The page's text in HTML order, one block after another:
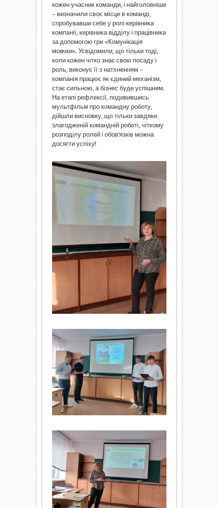
кожен учасник команди, і найголовніше
– визначили своє місце в команді,
спробувавши себе у ролі керівника
компанії, керівника відділу і працівника
за допомогою гри «Комунікація
мовчки». Усвідомили, що тільки тоді,
коли кожен чітко знає свою посаду і
роль, виконує її з натхненням –
компанія працює як єдиний механізм,
стає сильною, а бізнес буде успішним.
На етапі рефлексії, подивившись
мультфільм про командну роботу,
дійшли висновку, що тільки завдяки
злагодженій командній роботі, чіткому
розподілу ролей і обов’язків можна
досягти успіху!